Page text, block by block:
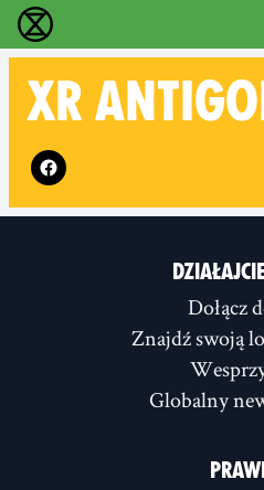
Extinction Rebellion -
XR
Follow XR Antigonish on
Dołącz
Znajdź swoją
Globalny